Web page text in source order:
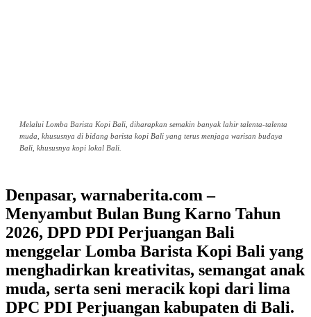
Melalui Lomba Barista Kopi Bali, diharapkan semakin banyak lahir talenta-talenta
muda, khususnya di bidang barista kopi Bali yang terus menjaga warisan budaya
Bali, khususnya kopi lokal Bali.
Denpasar, warnaberita.com –
Menyambut Bulan Bung Karno Tahun
2026, DPD PDI Perjuangan Bali
menggelar Lomba Barista Kopi Bali yang
menghadirkan kreativitas, semangat anak
muda, serta seni meracik kopi dari lima
DPC PDI Perjuangan kabupaten di Bali.